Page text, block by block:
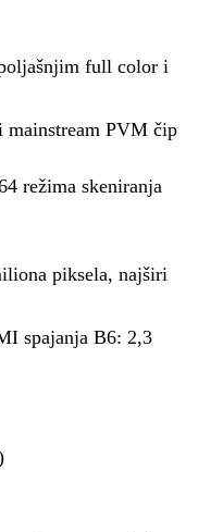
full color i
mainstream PVM čip
režima skeniranja
piksela, najširi
spajanja B6: 2,3